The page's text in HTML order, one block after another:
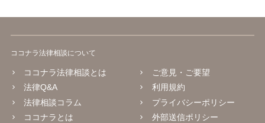
ココナラ法律相談について
ココナラ法律相談とは
法律Q&A
法律相談コラム
ココナラとは
ご意見・ご要望
利用規約
プライバシーポリシー
外部送信ポリシー